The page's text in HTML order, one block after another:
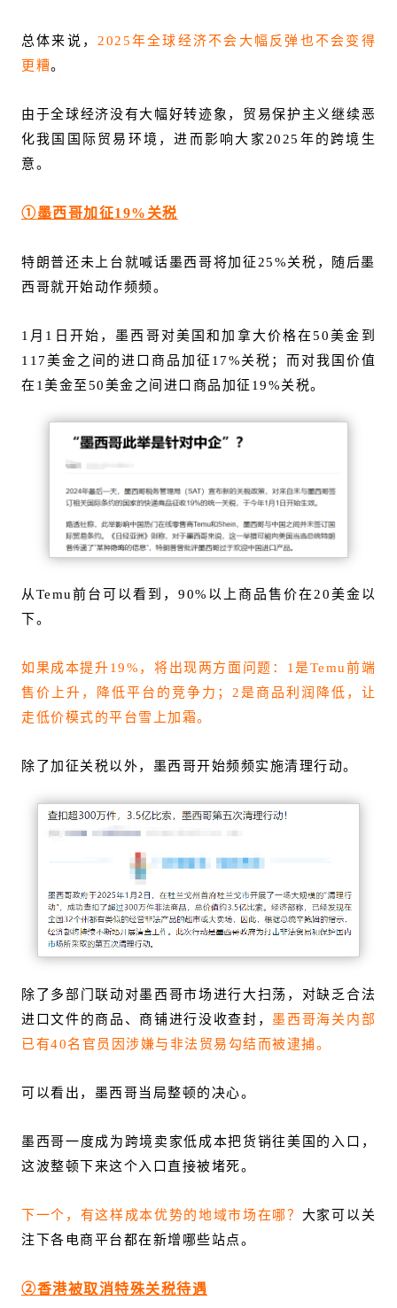
总体来说， 2025年全球经济不会大幅反弹也不会变得
更糟。
由于全球经济没有大幅好转迹象，贸易保护主义继续恶
化我国国际贸易环境，进而影响大家2025年的跨境生
意。
①墨西哥加征19%关税
特朗普还未上台就喊话墨西哥将加征25%关税，随后墨
西哥就开始动作频频。
1月1日开始，墨西哥对美国和加拿大价格在50美金到
117美金之间的进口商品加征17%关税；而对我国价值
在1美金至50美金之间进口商品加征19%关税。
从Temu前台可以看到，90%以上商品售价在20美金以
下。
如果成本提升19%，将出现两方面问题：1是Temu前端
售价上升，降低平台的竞争力；2是商品利润降低，让
走低价模式的平台雪上加霜。
除了加征关税以外，墨西哥开始频频实施清理行动。
除了多部门联动对墨西哥市场进行大扫荡，对缺乏合法
进口文件的商品、商铺进行没收查封，墨西哥海关内部
已有40名官员因涉嫌与非法贸易勾结而被逮捕。
可以看出，墨西哥当局整顿的决心。
墨西哥一度成为跨境卖家低成本把货销往美国的入口，
这波整顿下来这个入口直接被堵死。
下一个，有这样成本优势的地域市场在哪？ 大家可以关
注下各电商平台都在新增哪些站点。
②香港被取消特殊关税待遇